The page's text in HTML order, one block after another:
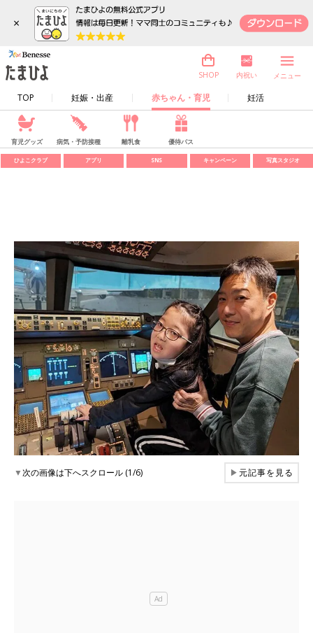
×
TOP 妊娠・出産 赤ちゃん・育児 妊活
SHOP 内祝い メニュー
育児グッズ 病気・予防接種 離乳食 優待パス
ひよこクラブ アプリ SNS キャンペーン 写真スタジオ
▼次の画像は下へスクロール (1/6) ▶元記事を見る